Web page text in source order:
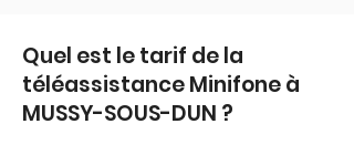
Quel est le tarif de la
téléassistance Minifone à
MUSSY-SOUS-DUN ?